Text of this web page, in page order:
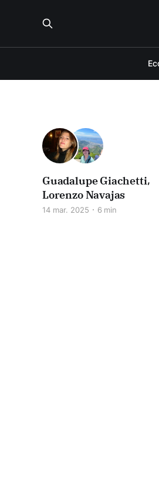
Guadalupe Giachetti,
Lorenzo Navajas
14 mar. 2025 6 min